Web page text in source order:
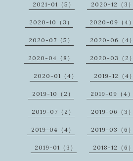
2021-01（5） 2020-12（3）
2020-10（3） 2020-09（4）
2020-07（5） 2020-06（4）
2020-04（8） 2020-03（2）
2020-01（4） 2019-12（4）
2019-10（2） 2019-09（4）
2019-07（2） 2019-06（3）
2019-04（4） 2019-03（6）
2019-01（3） 2018-12（6）